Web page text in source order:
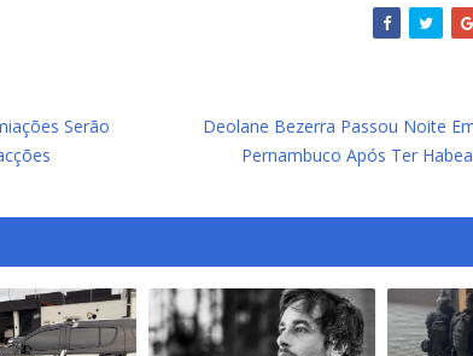
Serão
Deolane Bezerra Passou Noite
Pernambuco Após Ter